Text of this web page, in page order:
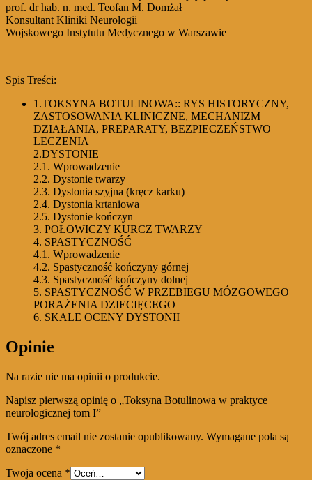
prof. dr hab. n. med. Teofan M. Domżał
Konsultant Kliniki Neurologii
Wojskowego Instytutu Medycznego w Warszawie
Spis Treści:
1.TOKSYNA BOTULINOWA:: RYS HISTORYCZNY,
ZASTOSOWANIA KLINICZNE, MECHANIZM
DZIAŁANIA, PREPARATY, BEZPIECZEŃSTWO
LECZENIA
2.DYSTONIE
2.1. Wprowadzenie
2.2. Dystonie twarzy
2.3. Dystonia szyjna (kręcz karku)
2.4. Dystonia krtaniowa
2.5. Dystonie kończyn
3. POŁOWICZY KURCZ TWARZY
4. SPASTYCZNOŚĆ
4.1. Wprowadzenie
4.2. Spastyczność kończyny górnej
4.3. Spastyczność kończyny dolnej
5. SPASTYCZNOŚĆ W PRZEBIEGU MÓZGOWEGO
PORAŻENIA DZIECIĘCEGO
6. SKALE OCENY DYSTONII
Opinie
Na razie nie ma opinii o produkcie.
Napisz pierwszą opinię o „Toksyna Botulinowa w praktyce
neurologicznej tom I”
Twój adres email nie zostanie opublikowany. Wymagane pola są
oznaczone *
Twoja ocena *